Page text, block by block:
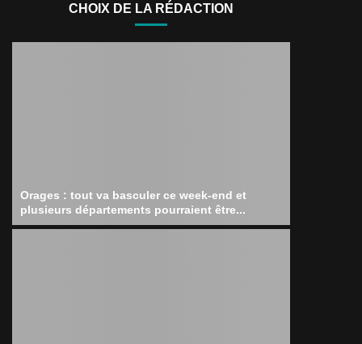
CHOIX DE LA RÉDACTION
Orages : tout va basculer ce week-end et
plusieurs départements pourraient être...